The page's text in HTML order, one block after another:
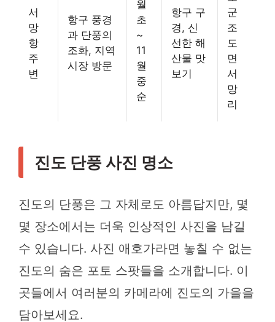
서
망
항
주
변
항구 풍경
과 단풍의
조화, 지역
시장 방문
월
초
~
11
월
중
순
항구 구
경, 신
선한 해
산물 맛
보기
군
조
도
면
서
망
리
진도 단풍 사진 명소
진도의 단풍은 그 자체로도 아름답지만, 몇
몇 장소에서는 더욱 인상적인 사진을 남길
수 있습니다. 사진 애호가라면 놓칠 수 없는
진도의 숨은 포토 스팟들을 소개합니다. 이
곳들에서 여러분의 카메라에 진도의 가을을
담아보세요.